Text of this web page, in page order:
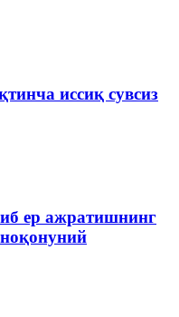
иссиқ сувсиз
ер ажратишнинг